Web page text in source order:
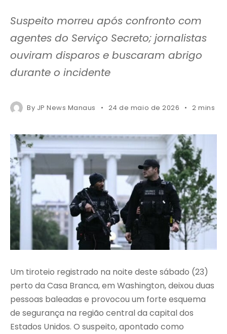
Suspeito morreu após confronto com
agentes do Serviço Secreto; jornalistas
ouviram disparos e buscaram abrigo
durante o incidente
By JP News Manaus 24 de maio de 2026 2 mins
Um tiroteio registrado na noite deste sábado (23)
perto da Casa Branca, em Washington, deixou duas
pessoas baleadas e provocou um forte esquema
de segurança na região central da capital dos
Estados Unidos. O suspeito, apontado como